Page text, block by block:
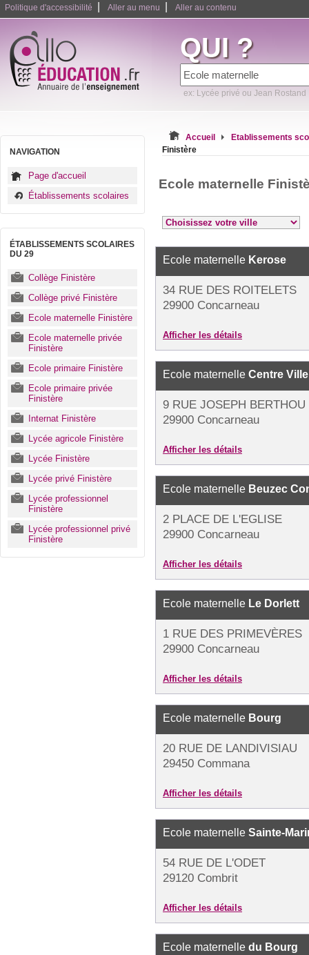
Politique d'accessibilité Aller au menu Aller au contenu
QUI ?
ex: Lycée privé ou Jean Rostand
NAVIGATION
Page d'accueil
Établissements scolaires
ÉTABLISSEMENTS SCOLAIRES
DU 29
Collège Finistère
Collège privé Finistère
Ecole maternelle Finistère
Ecole maternelle privée
Finistère
Ecole primaire Finistère
Ecole primaire privée
Finistère
Internat Finistère
Lycée agricole Finistère
Lycée Finistère
Lycée privé Finistère
Lycée professionnel
Finistère
Lycée professionnel privé
Finistère
Accueil
Etablissements
Finistère
Ecole maternelle
Ecole maternelle Kerose
34 RUE DES ROITELETS
29900 Concarneau
Afficher les détails
Ecole maternelle Centre Ville
9 RUE JOSEPH BERTHOU
29900 Concarneau
Afficher les détails
Ecole maternelle Beuzec
2 PLACE DE L'EGLISE
29900 Concarneau
Afficher les détails
Ecole maternelle Le Dorlett
1 RUE DES PRIMEVÈRES
29900 Concarneau
Afficher les détails
Ecole maternelle Bourg
20 RUE DE LANDIVISIAU
29450 Commana
Afficher les détails
Ecole maternelle Sainte-
54 RUE DE L'ODET
29120 Combrit
Afficher les détails
Ecole maternelle du Bourg